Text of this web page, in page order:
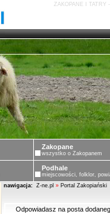
ZAKOPANE I TATRY
Zakopane
wszystko o Zakopanem
Podhale
miejscowości, folklor,
nawigacja: Z-ne.pl » Portal Zakopiański
Odpowiadasz na posta